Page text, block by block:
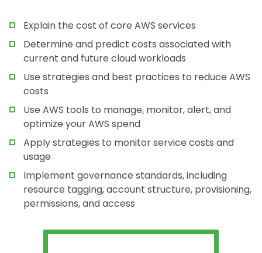
Explain the cost of core AWS services
Determine and predict costs associated with
current and future cloud workloads
Use strategies and best practices to reduce AWS
costs
Use AWS tools to manage, monitor, alert, and
optimize your AWS spend
Apply strategies to monitor service costs and
usage
Implement governance standards, including
resource tagging, account structure, provisioning,
permissions, and access